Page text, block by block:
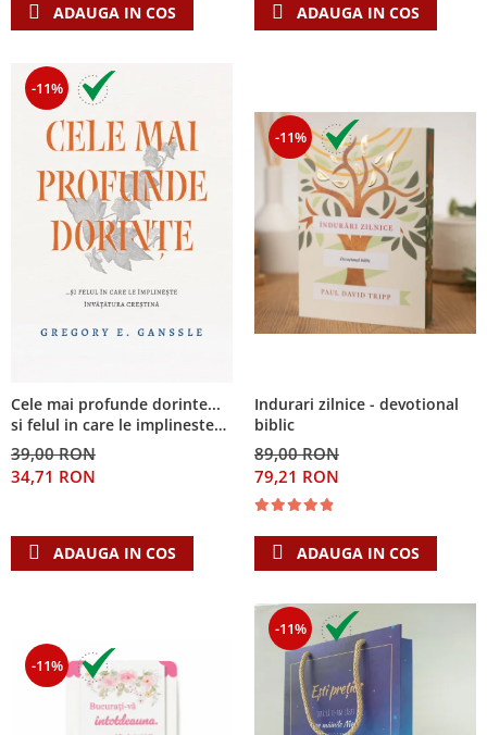
ADAUGA IN COS ADAUGA IN COS
-11%
Cele mai profunde dorinte...
si felul in care le implineste
invatatura crestina
39,00 RON
34,71 RON
ADAUGA IN COS
-11%
Indurari zilnice - devotional
biblic
89,00 RON
79,21 RON
ADAUGA IN COS
-11%
-11%